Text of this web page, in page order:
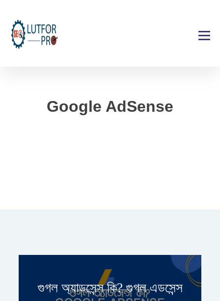
Google AdSense
গুগল অ্যাডসেন্স কি? গুগল এডসেন্স